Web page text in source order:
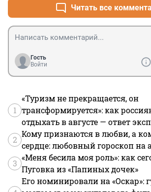
целом, и на развитие науки
Читать все
Гость
Войти
1
«Туризм не прекращается, он
трансформируется»: как
отдыхать в августе — ответ
2
Кому признаются в любви, а
сердце: любовный гороскоп на
3
«Меня бесила моя роль»: как
Пуговка из «Папиных дочек»
Его номинировали на «Оскар»: